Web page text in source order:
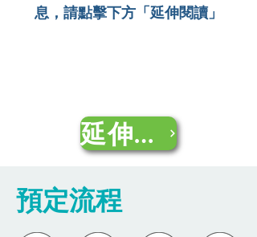
息，請點擊下方「延伸閱讀」
延伸閱讀
預定流程